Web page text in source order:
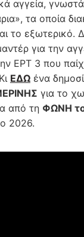
αγγεία,
τα οποία
το εξωτερικό.
για την
ΕΡΤ 3 που
ΕΔΩένα
για το
από τη ΦΩΝΗ
2026.